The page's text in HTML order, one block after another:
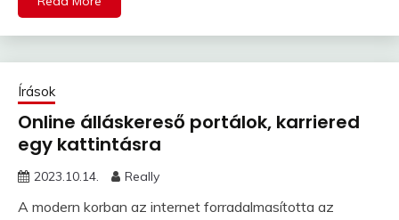
Írások
Online álláskereső portálok, karriered
egy kattintásra
2023.10.14. Really
A modern korban az internet forradalmasította az